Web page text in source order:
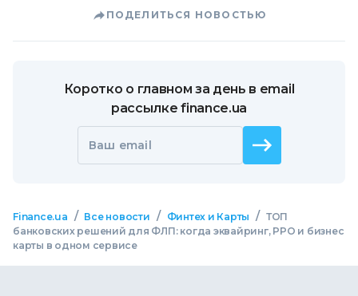
ПОДЕЛИТЬСЯ НОВОСТЬЮ
Коротко о главном за день в email
рассылке finance.ua
Ваш email
Finance.ua / Все новости / Финтех и Карты / ТОП
банковских решений для ФЛП: когда эквайринг, РРО и бизнес
карты в одном сервисе